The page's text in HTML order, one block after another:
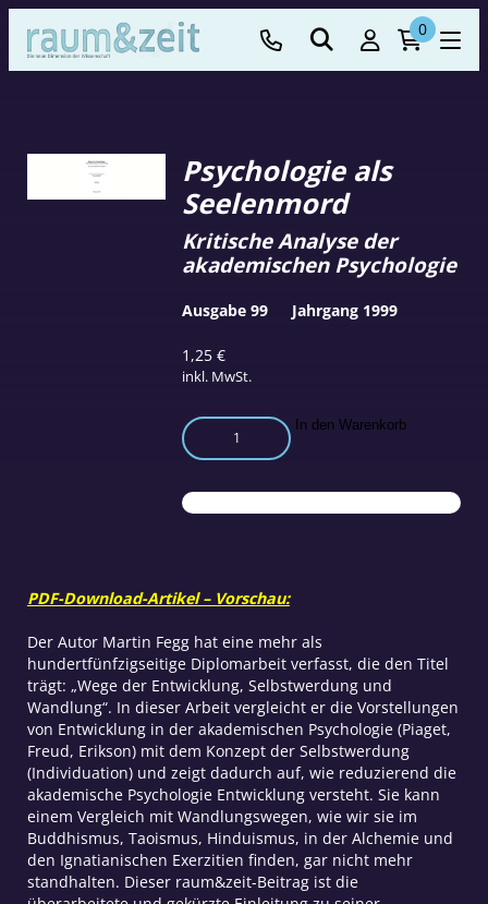
0
Psychologie als
Seelenmord
1,25€
inkl. MwSt.
Kritische Analyse der
akademischen Psychologie
Psychologie
als
Menge
In den Warenkorb
Ausgabe 99 Jahrgang 1999
PDF-Download-Artikel – Vorschau:
Der Autor Martin Fegg hat eine mehr als
hundertfünfzigseitige Diplomarbeit verfasst, die den Titel
trägt: „Wege der Entwicklung, Selbstwerdung und
Wandlung“. In dieser Arbeit vergleicht er die Vorstellungen
von Entwicklung in der akademischen Psychologie (Piaget,
Freud, Erikson) mit dem Konzept der Selbstwerdung
(Individuation) und zeigt dadurch auf, wie reduzierend die
akademische Psychologie Entwicklung versteht. Sie kann
einem Vergleich mit Wandlungswegen, wie wir sie im
Buddhismus, Taoismus, Hinduismus, in der Alchemie und
den Ignatianischen Exerzitien finden, gar nicht mehr
standhalten. Dieser raum&zeit-Beitrag ist die